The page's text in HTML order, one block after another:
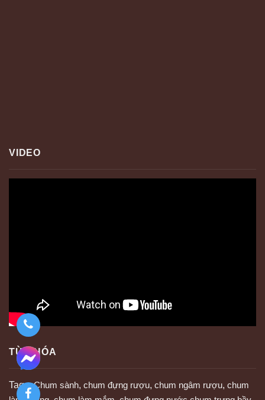
VIDEO
TỪ KHÓA
Tags:Chum sành, chum đựng rượu, chum ngâm rượu, chum